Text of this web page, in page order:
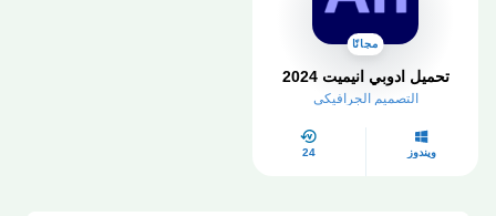
مجانًا
تحميل ادوبي انيميت 2024
التصميم الجرافيكي
ويندوز 24